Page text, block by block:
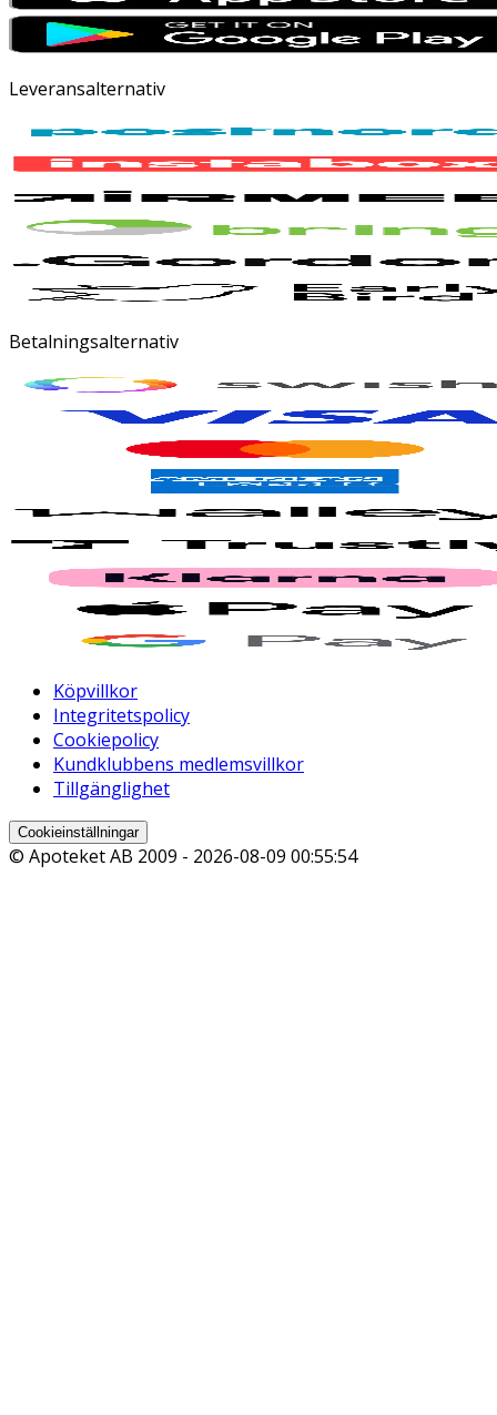
Leveransalternativ
Betalningsalternativ
Köpvillkor
Integritetspolicy
Cookiepolicy
Kundklubbens medlemsvillkor
Tillgänglighet
Cookieinställningar
© Apoteket AB 2009 - 2026-08-09 00:55:54